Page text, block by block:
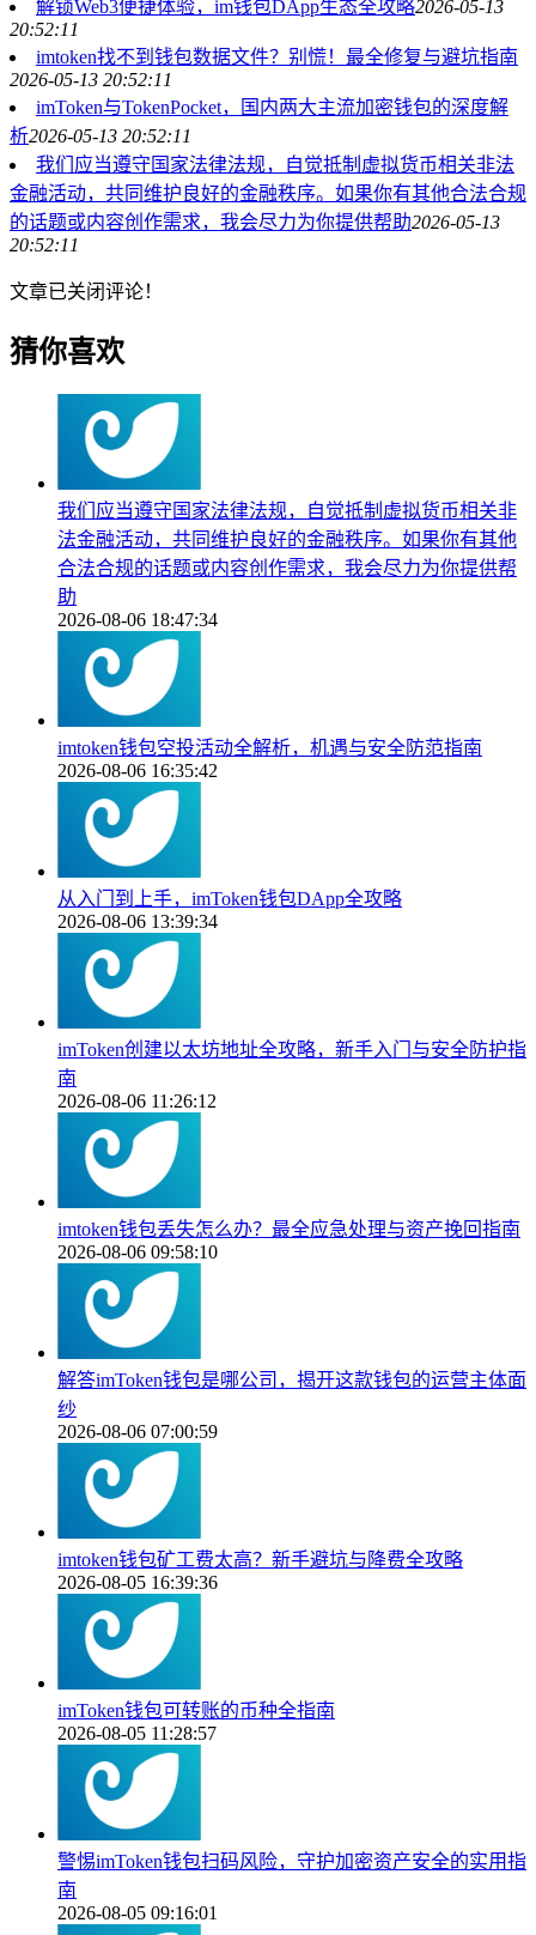
解锁Web3便捷体验，im钱包DApp生态全攻略2026-05-13
20:52:11
imtoken找不到钱包数据文件？别慌！最全修复与避坑指南
2026-05-13 20:52:11
imToken与TokenPocket，国内两大主流加密钱包的深度解
析2026-05-13 20:52:11
我们应当遵守国家法律法规，自觉抵制虚拟货币相关非法
金融活动，共同维护良好的金融秩序。如果你有其他合法合规
的话题或内容创作需求，我会尽力为你提供帮助2026-05-13
20:52:11
文章已关闭评论！
猜你喜欢
我们应当遵守国家法律法规，自觉抵制虚拟货币相关非
法金融活动，共同维护良好的金融秩序。如果你有其他
合法合规的话题或内容创作需求，我会尽力为你提供帮
助
2026-08-06 18:47:34
imtoken钱包空投活动全解析，机遇与安全防范指南
2026-08-06 16:35:42
从入门到上手，imToken钱包DApp全攻略
2026-08-06 13:39:34
imToken创建以太坊地址全攻略，新手入门与安全防护指
南
2026-08-06 11:26:12
imtoken钱包丢失怎么办？最全应急处理与资产挽回指南
2026-08-06 09:58:10
解答imToken钱包是哪公司，揭开这款钱包的运营主体面
纱
2026-08-06 07:00:59
imtoken钱包矿工费太高？新手避坑与降费全攻略
2026-08-05 16:39:36
imToken钱包可转账的币种全指南
2026-08-05 11:28:57
警惕imToken钱包扫码风险，守护加密资产安全的实用指
南
2026-08-05 09:16:01